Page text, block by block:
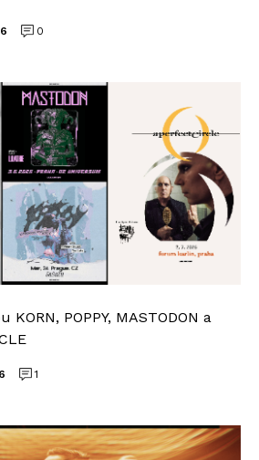
0
KORN, POPPY, MASTODON a
1